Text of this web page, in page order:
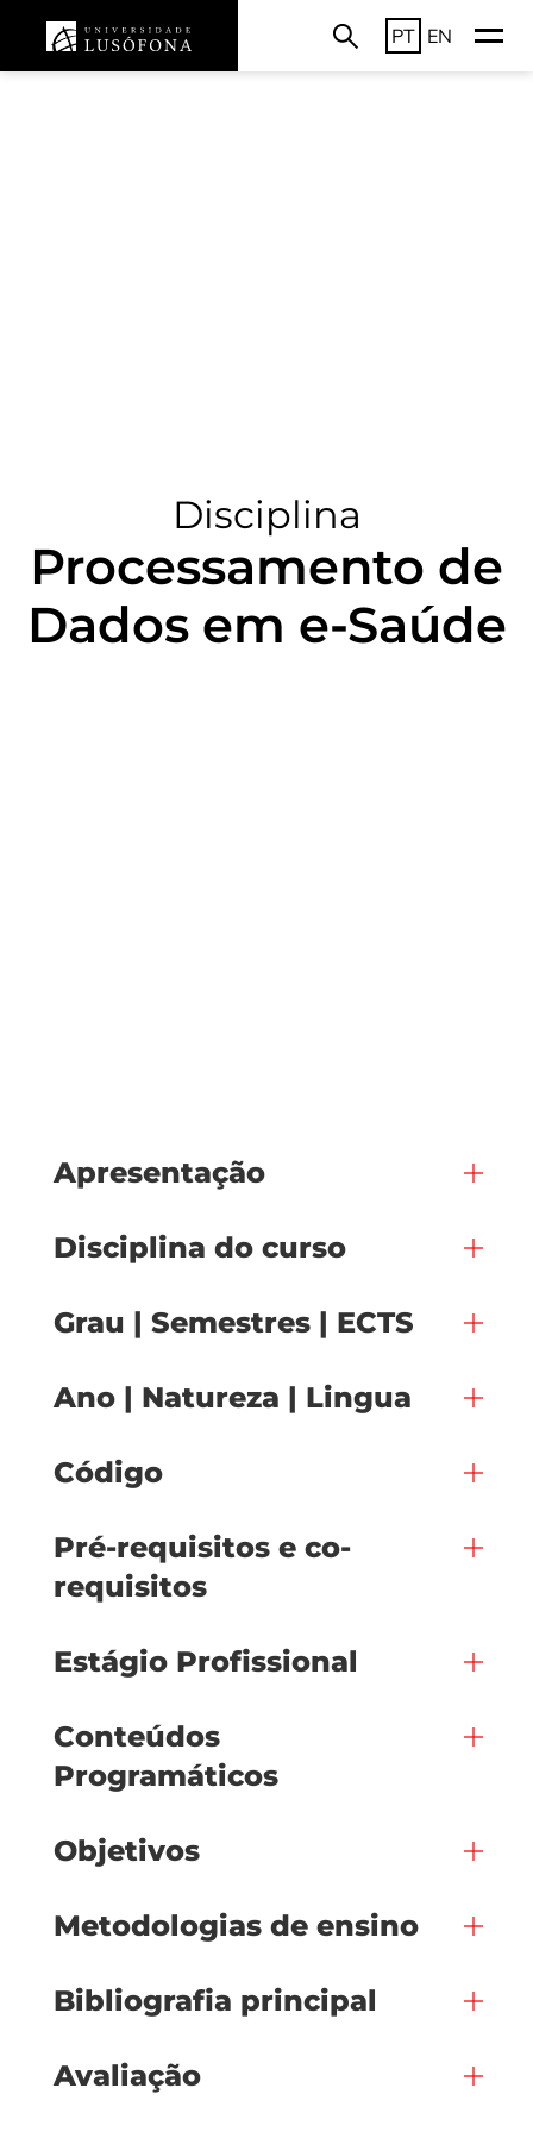
PT EN
Disciplina
Processamento de
Dados em e-Saúde
Apresentação
Disciplina do curso
Grau | Semestres | ECTS
Ano | Natureza | Lingua
Código
Pré-requisitos e co-
requisitos
Estágio Profissional
Conteúdos
Programáticos
Objetivos
Metodologias de ensino
Bibliografia principal
Avaliação